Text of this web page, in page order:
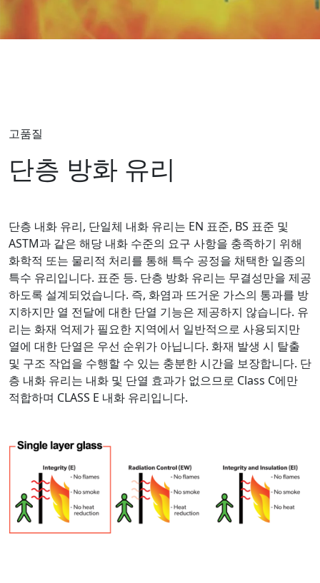
고품질
단층 방화 유리
단층 내화 유리, 단일체 내화 유리는 EN 표준, BS 표준 및
ASTM과 같은 해당 내화 수준의 요구 사항을 충족하기 위해
화학적 또는 물리적 처리를 통해 특수 공정을 채택한 일종의
특수 유리입니다. 표준 등. 단층 방화 유리는 무결성만을 제공
하도록 설계되었습니다. 즉, 화염과 뜨거운 가스의 통과를 방
지하지만 열 전달에 대한 단열 기능은 제공하지 않습니다. 유
리는 화재 억제가 필요한 지역에서 일반적으로 사용되지만
열에 대한 단열은 우선 순위가 아닙니다. 화재 발생 시 탈출
및 구조 작업을 수행할 수 있는 충분한 시간을 보장합니다. 단
층 내화 유리는 내화 및 단열 효과가 없으므로 Class C에만
적합하며 CLASS E 내화 유리입니다.